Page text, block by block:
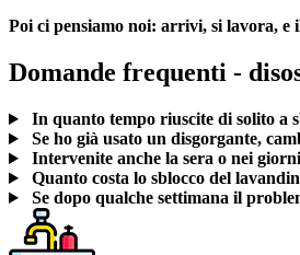
Poi ci pensiamo noi: arrivi, si lavora, e
Domande frequenti -
In quanto tempo riuscite di solito a
Se ho già usato un disgorgante,
Intervenite anche la sera o nei
Quanto costa lo sblocco del
Se dopo qualche settimana il